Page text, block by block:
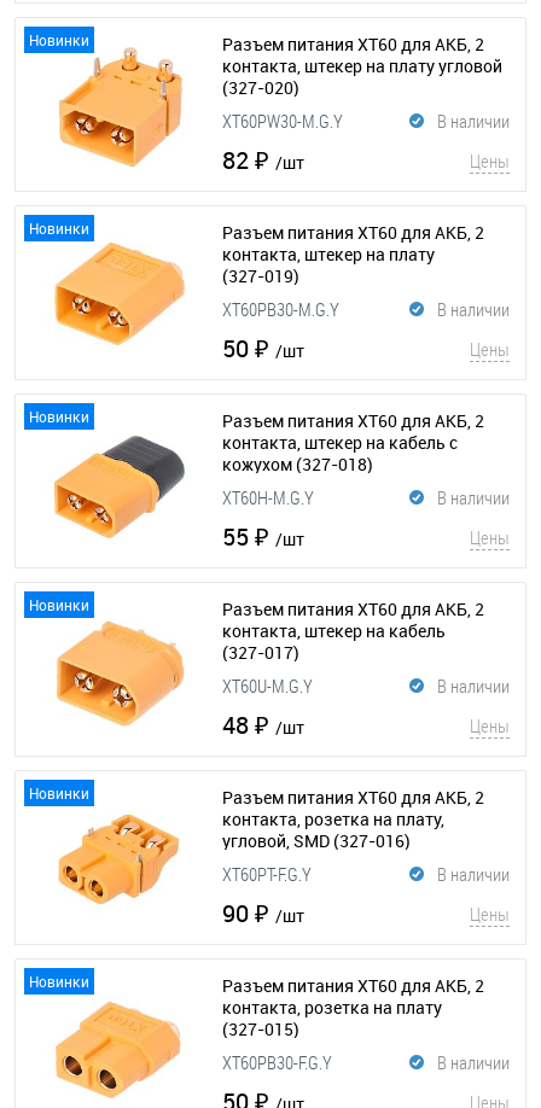
Новинки
Разъем питания XT60 для АКБ, 2
контакта, штекер на плату угловой
(327-020)
В наличии
XT60PW30-M.G.Y
82 ₽ /шт Цены
Новинки
Разъем питания XT60 для АКБ, 2
контакта, штекер на плату
(327-019)
В наличии
XT60PB30-M.G.Y
50 ₽ /шт Цены
Новинки
Разъем питания XT60 для АКБ, 2
контакта, штекер на кабель с
кожухом (327-018)
В наличии
XT60H-M.G.Y
55 ₽ /шт Цены
Новинки
Разъем питания XT60 для АКБ, 2
контакта, штекер на кабель
(327-017)
В наличии
XT60U-M.G.Y
48 ₽ /шт Цены
Новинки
Разъем питания XT60 для АКБ, 2
контакта, розетка на плату,
угловой, SMD (327-016)
В наличии
XT60PT-F.G.Y
90 ₽ /шт Цены
Новинки
Разъем питания XT60 для АКБ, 2
контакта, розетка на плату
(327-015)
В наличии
XT60PB30-F.G.Y
50 ₽ Цены